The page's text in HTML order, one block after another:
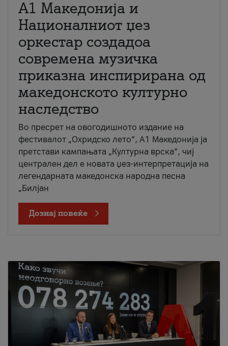
А1 Македонија и
Националниот џез
оркестар создадоа
современа музичка
приказна инспирирана од
македонското културно
наследство
Во пресрет на овогодишното издание на
фестивалот „Охридско лето“, А1 Македонија ја
претстави кампањата „Културна врска“, чиј
централен дел е новата џез-интерпретација на
легендарната македонска народна песна
„Билјан
Дознај повеќе